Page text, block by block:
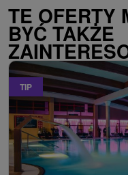
TE OFERTY
BYĆ TAKŻE
TIP